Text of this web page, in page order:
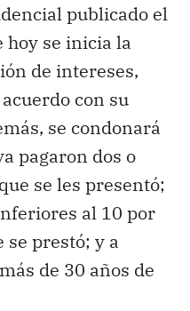
publicado el
hoy se inicia la
de intereses,
con su
se condonará
pagaron dos o
se les presentó;
al 10 por
se prestó; y a
de 30 años de